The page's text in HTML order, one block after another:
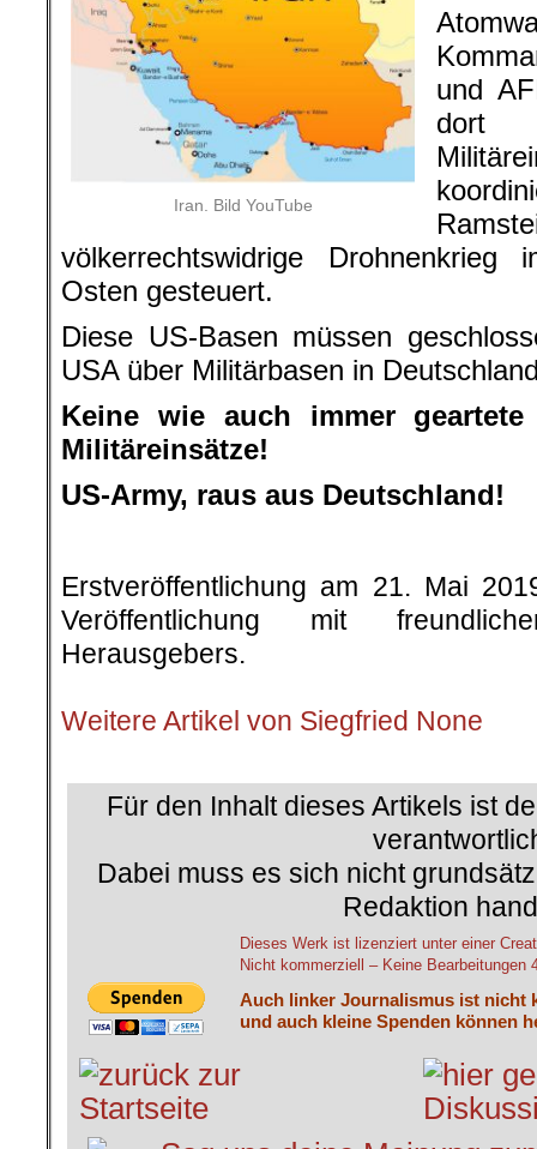
Iran. Bild YouTube
und
dort
völkerrechtswidrige
Osten gesteuert.
Diese US-Basen müssen
USA über Militärbasen in
Keine wie auch immer
Militäreinsätze!
US-Army, raus aus Deutschland!
Erstveröffentlichung am 21. Mai
Veröffentlichung mit
Herausgebers.
Weitere Artikel von Siegfried None
Für den Inhalt dieses Artikels ist
Dabei muss es sich nicht
Redaktion
Dieses Werk ist lizenziert unter einer
Nicht kommerziell – Keine Bearbeitungen
Auch linker Journalismus ist nicht
und auch kleine Spenden können